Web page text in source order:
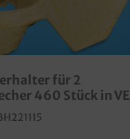
für 2
460 Stück in VE